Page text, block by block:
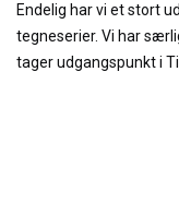
Endelig har vi et stort
tegneserier. Vi har
tager udgangspunkt i